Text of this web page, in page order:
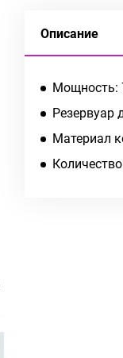
Описание
Мощность:
Резервуар
Материал